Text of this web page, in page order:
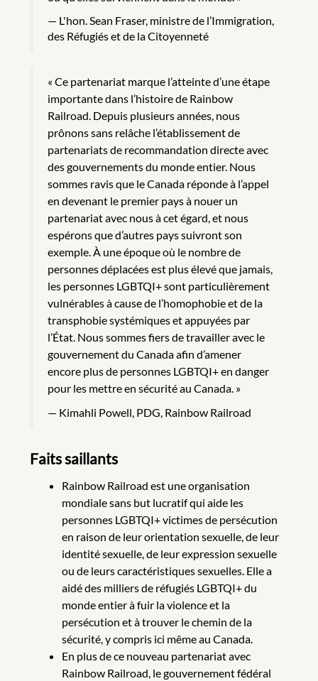
L'hon. Sean Fraser, ministre de l’Immigration,
des Réfugiés et de la Citoyenneté
« Ce partenariat marque l’atteinte d’une étape
importante dans l’histoire de Rainbow
Railroad. Depuis plusieurs années, nous
prônons sans relâche l’établissement de
partenariats de recommandation directe avec
des gouvernements du monde entier. Nous
sommes ravis que le Canada réponde à l’appel
en devenant le premier pays à nouer un
partenariat avec nous à cet égard, et nous
espérons que d’autres pays suivront son
exemple. À une époque où le nombre de
personnes déplacées est plus élevé que jamais,
les personnes LGBTQI+ sont particulièrement
vulnérables à cause de l’homophobie et de la
transphobie systémiques et appuyées par
l’État. Nous sommes fiers de travailler avec le
gouvernement du Canada afin d’amener
encore plus de personnes LGBTQI+ en danger
pour les mettre en sécurité au Canada. »
Kimahli Powell, PDG, Rainbow Railroad
Faits saillants
Rainbow Railroad est une organisation
mondiale sans but lucratif qui aide les
personnes LGBTQI+ victimes de persécution
en raison de leur orientation sexuelle, de leur
identité sexuelle, de leur expression sexuelle
ou de leurs caractéristiques sexuelles. Elle a
aidé des milliers de réfugiés LGBTQI+ du
monde entier à fuir la violence et la
persécution et à trouver le chemin de la
sécurité, y compris ici même au Canada.
En plus de ce nouveau partenariat avec
Rainbow Railroad, le gouvernement fédéral